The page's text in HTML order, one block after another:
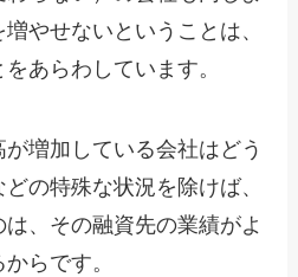
やせないということは、
あらわしています。
増加している会社はどう
の特殊な状況を除けば、
、その融資先の業績がよ
らです。